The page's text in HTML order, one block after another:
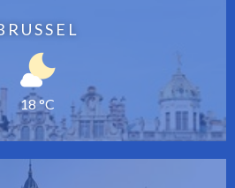
18 °C